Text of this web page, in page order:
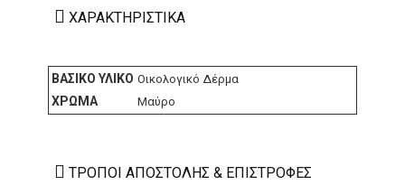
ΧΑΡΑΚΤΗΡΙΣΤΙΚΆ
ΒΑΣΙΚΌ ΥΛΙΚΌ Οικολογικό Δέρμα
ΧΡΏΜΑ Μαύρο
ΤΡΌΠΟΙ ΑΠΟΣΤΟΛΉΣ & ΕΠΙΣΤΡΟΦΈΣ